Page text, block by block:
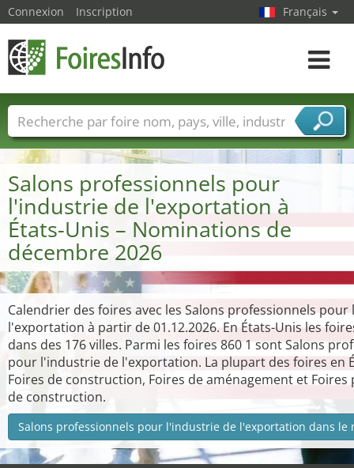
Salons professionnels pour
l'industrie de l'exportation à
États-Unis – Nominations de
décembre 2026
Calendrier des foires avec les Salons professionnels
l'exportation à partir de 01.12.2026. En États-Unis les
dans des 176 villes. Parmi les foires 860 1 sont Salons
pour l'industrie de l'exportation. La plupart des foires en
Foires de construction, Foires de aménagement et
de construction.
Salons professionnels pour l'industrie de l'exportation dans le
Connexion Inscription Français
Toggle
Foire noms Pays Villes
Secteurs de foire
Secteurs du fournisseur de services